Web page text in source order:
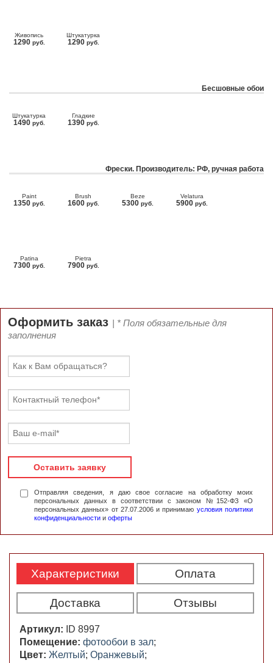
Живопись
1290 руб.
Штукатурка
1290 руб.
Бесшовные обои
Штукатурка
1490 руб.
Гладкие
1390 руб.
Фрески. Производитель: РФ, ручная работа
Paint
1350 руб.
Brush
1600 руб.
Beze
5300 руб.
Velatura
5900 руб.
Patina
7300 руб.
Pietra
7900 руб.
Оформить заказ | * Поля обязательные для
заполнения
Оставить заявку
Отправляя сведения, я даю свое согласие на обработку моих
персональных данных в соответствии с законом №152-ФЗ «О
персональных данных» от 27.07.2006 и принимаю условия политики
конфиденциальности и оферты
Характеристики Оплата
Доставка Отзывы
Артикул:
ID 8997
Помещение: фотообои в зал;
Цвет: Желтый; Оранжевый;